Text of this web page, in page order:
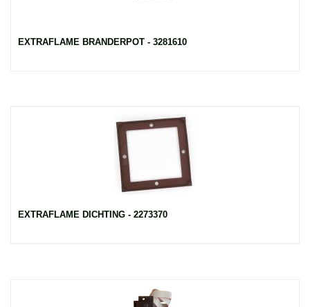
EXTRAFLAME BRANDERPOT - 3281610
EXTRAFLAME DICHTING - 2273370